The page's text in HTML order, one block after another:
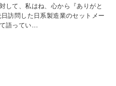
して、私はね、心から『ありがと
訪問した日系製造業のセットメー
語ってい…